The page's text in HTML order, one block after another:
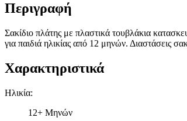
Περιγραφή
Σακίδιο πλάτης με πλαστικά τουβλάκια
για παιδιά ηλικίας από 12 μηνών.
Χαρακτηριστικά
Ηλικία:
12+ Μηνών